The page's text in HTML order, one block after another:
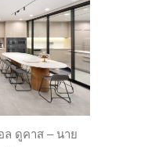
ล ดูคาส – นาย